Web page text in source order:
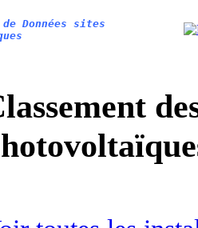
de Données sites